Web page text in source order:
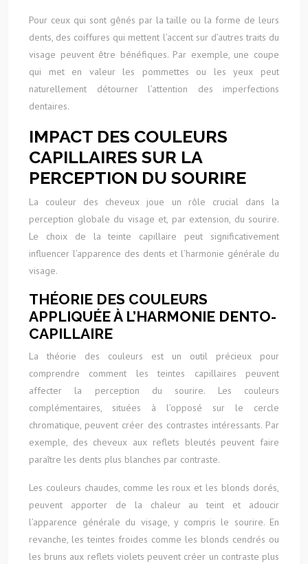
Pour ceux qui sont gênés par la taille ou la forme de leurs
dents, des coiffures qui mettent l’accent sur d’autres traits du
visage peuvent être bénéfiques. Par exemple, une coupe
qui met en valeur les pommettes ou les yeux peut
naturellement détourner l’attention des imperfections
dentaires.
IMPACT DES COULEURS
CAPILLAIRES SUR LA
PERCEPTION DU SOURIRE
La couleur des cheveux joue un rôle crucial dans la
perception globale du visage et, par extension, du sourire.
Le choix de la teinte capillaire peut significativement
influencer l’apparence des dents et l’harmonie générale du
visage.
THÉORIE DES COULEURS
APPLIQUÉE À L’HARMONIE DENTO-
CAPILLAIRE
La théorie des couleurs est un outil précieux pour
comprendre comment les teintes capillaires peuvent
affecter la perception du sourire. Les couleurs
complémentaires, situées à l’opposé sur le cercle
chromatique, peuvent créer des contrastes intéressants. Par
exemple, des cheveux aux reflets bleutés peuvent faire
paraître les dents plus blanches par contraste.
Les couleurs chaudes, comme les roux et les blonds dorés,
peuvent apporter de la chaleur au teint et adoucir
l’apparence générale du visage, y compris le sourire. En
revanche, les teintes froides comme les blonds cendrés ou
les bruns aux reflets violets peuvent créer un contraste plus